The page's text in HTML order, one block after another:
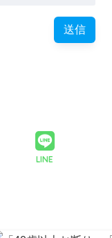
LINE